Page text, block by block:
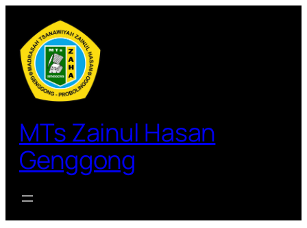
konten
MTs Zainul Hasan
Genggong